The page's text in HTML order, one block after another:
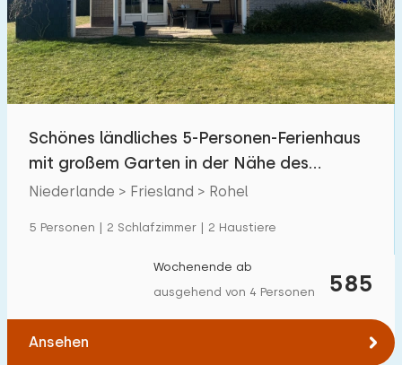
Schwimmbad 0
Eingezäunter Garten 14
Haustierfrei 44
Ladestation Auto
€ 0 — € 1000+
Schönes ländliches 5-Personen-Ferienhaus
mit großem Garten in der Nähe des
Tjeukemeer
Niederlande > Friesland > Rohel
5 Personen | 2 Schlafzimmer | 2 Haustiere
585
Wochenende ab
ausgehend von 4 Personen
Ansehen